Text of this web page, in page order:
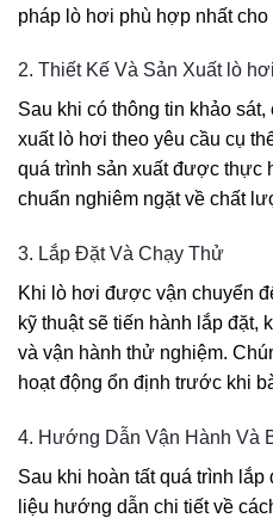
pháp lò hơi phù hợp nhất
2. Thiết Kế Và Sản Xuất lò
Sau khi có thông tin khảo
xuất lò hơi theo yêu cầu cụ
quá trình sản xuất được thực
chuẩn nghiêm ngặt về chất
3. Lắp Đặt Và Chạy Thử
Khi lò hơi được vận chuyển
kỹ thuật sẽ tiến hành lắp đặt,
và vận hành thử nghiệm.
hoạt động ổn định trước khi
4. Hướng Dẫn Vận Hành Và
Sau khi hoàn tất quá trình lắp
liệu hướng dẫn chi tiết về